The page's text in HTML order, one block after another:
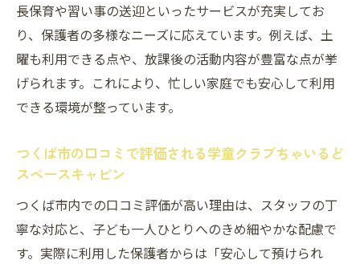
長保育や習い事の送迎といったサービスが充実してお
り、保護者の多様なニーズに応えています。例えば、土
曜も利用できる点や、放課後の活動内容が豊富な点が挙
げられます。これにより、忙しい家庭でも安心して利用
できる環境が整っています。
つくば市の口コミで評価される学童クラブちゃいるど
スペースキャビン
つくば市内での口コミ評価が高い理由は、スタッフの丁
寧な対応と、子ども一人ひとりへのきめ細やかな配慮で
す。実際に利用した保護者からは「安心して預けられ